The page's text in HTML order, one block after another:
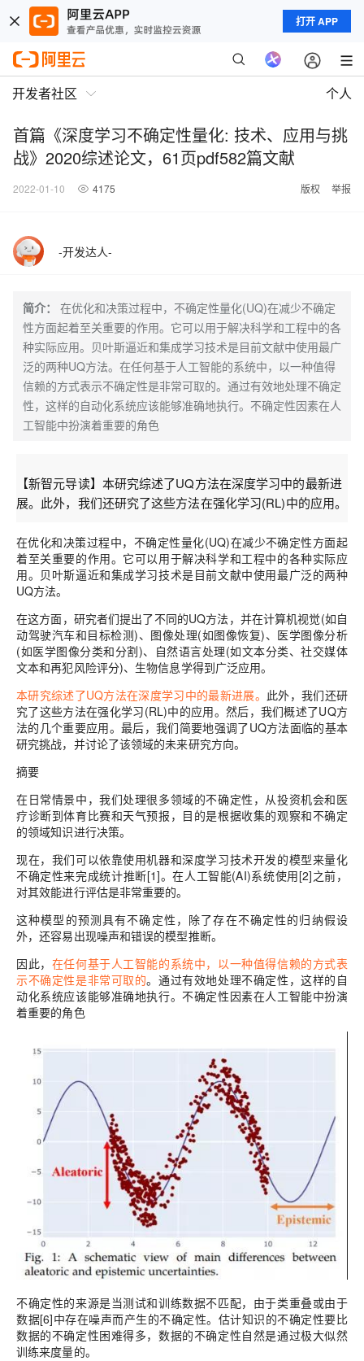
打开 APP
开发者社区 个人
首篇《深度学习不确定性量化: 技术、应用与挑
战》2020综述论文，61页pdf582篇文献
2022-01-10 4175 版权 举报
-开发达人-
简介：
在优化和决策过程中，不确定性量化(UQ)在减少不确定
性方面起着至关重要的作用。它可以用于解决科学和工程中的各
种实际应用。贝叶斯逼近和集成学习技术是目前文献中使用最广
泛的两种UQ方法。在任何基于人工智能的系统中，以一种值得
信赖的方式表示不确定性是非常可取的。通过有效地处理不确定
性，这样的自动化系统应该能够准确地执行。不确定性因素在人
工智能中扮演着重要的角色
【新智元导读】 本研究综述了UQ方法在深度学习中的最新进
展。 此外，我们还研究了这些方法在强化学习(RL)中的应用。
在优化和决策过程中，不确定性量化(UQ)在减少不确定性方面起
着至关重要的作用。它可以用于解决科学和工程中的各种实际应
用。贝叶斯逼近和集成学习技术是目前文献中使用最广泛的两种
UQ方法。
在这方面，研究者们提出了不同的UQ方法，并在计算机视觉(如自
动驾驶汽车和目标检测)、图像处理(如图像恢复)、医学图像分析
(如医学图像分类和分割)、自然语言处理(如文本分类、社交媒体
文本和再犯风险评分)、生物信息学得到广泛应用。
本研究综述了UQ方法在深度学习中的最新进展。 此外，我们还研
究了这些方法在强化学习(RL)中的应用。然后，我们概述了UQ方
法的几个重要应用。最后，我们简要地强调了UQ方法面临的基本
研究挑战，并讨论了该领域的未来研究方向。
摘要
在日常情景中，我们处理很多领域的不确定性，从投资机会和医
疗诊断到体育比赛和天气预报，目的是根据收集的观察和不确定
的领域知识进行决策。
现在，我们可以依靠使用机器和深度学习技术开发的模型来量化
不确定性来完成统计推断[1]。在人工智能(AI)系统使用[2]之前，
对其效能进行评估是非常重要的。
这种模型的预测具有不确定性，除了存在不确定性的归纳假设
外，还容易出现噪声和错误的模型推断。
因此， 在任何基于人工智能的系统中，以一种值得信赖的方式表
示不确定性是非常可取的。通过有效地处理不确定性，这样的自
动化系统应该能够准确地执行。不确定性因素在人工智能中扮演
着重要的角色
不确定性的来源是当测试和训练数据不匹配，由于类重叠或由于
数据[6]中存在噪声而产生的不确定性。估计知识的不确定性要比
数据的不确定性困难得多，数据的不确定性自然是通过极大似然
训练来度量的。